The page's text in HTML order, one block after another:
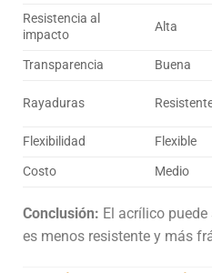
Resistencia al
impacto
Alta
Transparencia Buena
Rayaduras
Flexibilidad
Flexible
Costo
Medio
Conclusión: El acrílico
es menos resistente y más